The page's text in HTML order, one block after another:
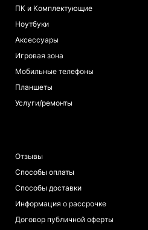
ПК и Комплектующие
Ноутбуки
Аксессуары
Игровая зона
Мобильные телефоны
Планшеты
Услуги/ремонты
Отзывы
Способы оплаты
Способы доставки
Информация о рассрочке
Договор публичной оферты